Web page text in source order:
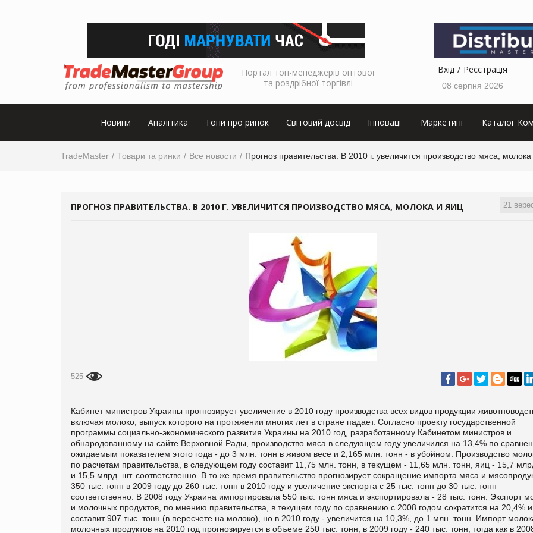
Портал топ-менеджерів оптової
та роздрібної торгівлі
Вхід Реєстрація
08 серпня 2026
Новини Аналітика Топи про ринок Світовий досвід Інновації Маркетинг Каталог
TradeMaster Товари та ринки Все новости Прогноз правительства. В 2010 г. увеличится производство мяса,
21
ПРОГНОЗ ПРАВИТЕЛЬСТВА. В 2010 Г. УВЕЛИЧИТСЯ ПРОИЗВОДСТВО МЯСА, МОЛОКА И ЯИЦ
525
Кабинет министров Украины прогнозирует увеличение в 2010 году производства всех видов продукции
включая молоко, выпуск которого на протяжении многих лет в стране падает. Согласно проекту государственной
программы социально-экономического развития Украины на 2010 год, разработанному Кабинетом министров и
обнародованному на сайте Верховной Рады, производство мяса в следующем году увеличился на 13,4% по
ожидаемым показателем этого года - до 3 млн. тонн в живом весе и 2,165 млн. тонн - в убойном. Производство
по расчетам правительства, в следующем году составит 11,75 млн. тонн, в текущем - 11,65 млн. тонн, яиц - 15,7
и 15,5 млрд. шт. соответственно. В то же время правительство прогнозирует сокращение импорта мяса и
350 тыс. тонн в 2009 году до 260 тыс. тонн в 2010 году и увеличение экспорта с 25 тыс. тонн до 30 тыс. тонн
соответственно. В 2008 году Украина импортировала 550 тыс. тонн мяса и экспортировала - 28 тыс. тонн. Экспорт
и молочных продуктов, по мнению правительства, в текущем году по сравнению с 2008 годом сократится на 20,4% и
составит 907 тыс. тонн (в пересчете на молоко), но в 2010 году - увеличится на 10,3%, до 1 млн. тонн. Импорт
молочных продуктов на 2010 год прогнозируется в объеме 250 тыс. тонн, в 2009 году - 240 тыс. тонн, тогда как в